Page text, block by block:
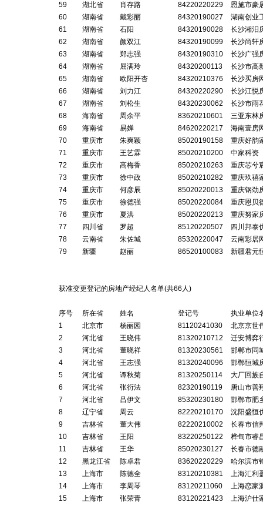
59
湖北省 肖存路 84220220229
恩施市豪
60
湖南省 戴彩丽 84320190027
湖南创业
61
湖南省 石阳 84320190028
长沙湘汨
62
湖南省 颜双江 84320190099
长沙尚轩
63
湖南省 郑志强 84320190310
长沙广强
64
湖南省 屈满玲 84320200113
长沙市高
65
湖南省 欧阳开杏 84320210376
长沙买房
66
湖南省 刘力江 84320220290
长沙江悦
67
湖南省 刘松生 84320230062
长沙市雨
68
海南省 周余平 83620210601
三亚东林
69
海南省 易婵 84620220217
海南壹房
70
重庆市 朱爽颖 85020190158
重庆好韵
71
重庆市 王艺霖 85020210200
中家科资
72
重庆市 高梅香 85020210263
重庆芯兮
73
重庆市 徐中政 85020210282
重庆玖禧
74
重庆市 何彦辰 85020220013
重庆钢劲
75
重庆市 徐德强 85020220084
重庆恩贝
76
重庆市 夏洪 85020220213
重庆努家
77
四川省 罗超 85120220507
四川邦泰
78
云南省 朱佐城 85320220047
云南彩居
79
新疆 赵丽 86520100083 新疆君元
获准变更登记的房地产经纪人名单(共66 人)
序号 所在省 姓名 登记号
执业单位
1
北京市 杨丽园 81120241030
北京京世
2
河北省 王晓伟 81320210712
迁安博弈
3
河北省 董晓祥 81320230561
邯郸市同
4
河北省 王志强 81320240096
邯郸恒城
5
河北省 谭秋菊 81320250114
大厂回族
6
河北省 张衍法 82320190119
唐山市善
7
河北省 吕伊文 85320230180
邯郸市肥
8
辽宁省 周云 82220210170
沈阳盛恒
9
吉林省 董大伟 82220210002
长春市信
10
吉林省 王阳 83220250122
桦甸市睿
11
吉林省 王华 85020230127
长春市德
12
黑龙江省 陈卓君 83620220229
哈尔滨市
13
上海市 陈德全 83120210381
上海汇利
14
上海市 李周琴 83120211060
上海恋家
15
上海市 张荣青 83120221423
上海沪仕